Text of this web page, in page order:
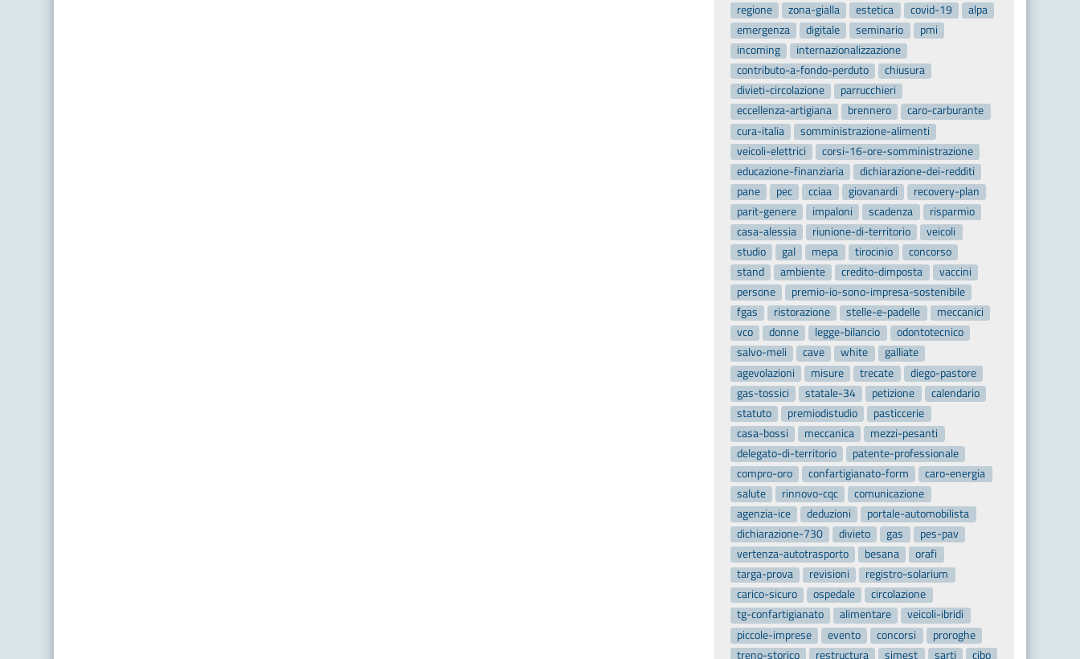
regione
zona-gialla estetica covid-19
alpa
emergenza
digitale seminario
pmi
incoming
internazionalizzazione
contributo-a-fondo-perduto
chiusura
divieti-circolazione
parrucchieri
eccellenza-artigiana
brennero
caro-carburante
cura-italia
somministrazione-alimenti
veicoli-elettrici
corsi-16-ore-somministrazione
educazione-finanziaria
dichiarazione-dei-redditi
pane
pec cciaa giovanardi
recovery-plan
parit-genere
impaloni scadenza
risparmio
casa-alessia
riunione-di-territorio
veicoli
studio
gal mepa tirocinio
concorso
stand
ambiente credito-dimposta
vaccini
persone
premio-io-sono-impresa-sostenibile
fgas
ristorazione stelle-e-padelle
meccanici
vco
donne legge-bilancio
odontotecnico
salvo-meli
cave white
galliate
agevolazioni
misure trecate
diego-pastore
gas-tossici
statale-34 petizione
calendario
statuto
premiodistudio
pasticcerie
casa-bossi
meccanica
mezzi-pesanti
delegato-di-territorio
patente-professionale
compro-oro
confartigianato-form
caro-energia
salute
rinnovo-cqc
comunicazione
agenzia-ice
deduzioni
portale-automobilista
dichiarazione-730
divieto gas
pes-pav
vertenza-autotrasporto
besana
orafi
targa-prova
revisioni
registro-solarium
carico-sicuro
ospedale
circolazione
tg-confartigianato
alimentare
veicoli-ibridi
piccole-imprese
evento concorsi
proroghe
treno-storico
restructura simest sarti
cibo